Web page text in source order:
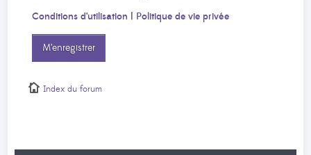
Conditions d’utilisation | Politique de vie privée
M’enregistrer
Index du forum